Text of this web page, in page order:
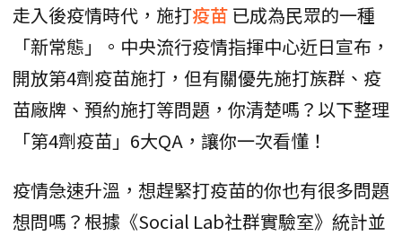
走入後疫情時代，施打疫苗 已成為民眾的一種
「新常態」。中央流行疫情指揮中心近日宣布，
開放第4劑疫苗施打，但有關優先施打族群、疫
苗廠牌、預約施打等問題，你清楚嗎？以下整理
「第4劑疫苗」6大QA，讓你一次看懂！
疫情急速升溫，想趕緊打疫苗的你也有很多問題
想問嗎？根據《Social Lab社群實驗室》統計並